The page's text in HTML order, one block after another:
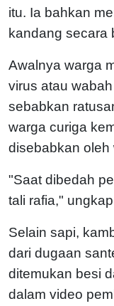
itu. Ia bahkan
kandang secara
Awalnya warga
virus atau
sebabkan
warga curiga
disebabkan oleh
"Saat dibedah
tali rafia,"
Selain sapi,
dari dugaan
ditemukan besi
dalam video